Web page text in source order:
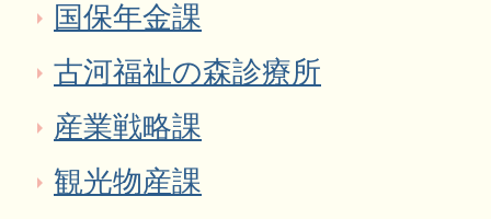
国保年金課
古河福祉の森診療所
産業戦略課
観光物産課